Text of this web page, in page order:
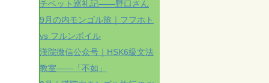
チベット巡礼記——野口さん
9月の内モンゴル旅｜フフホト
vs フルンボイル
漢院微信公众号｜HSK6級文法
教室——「不如」